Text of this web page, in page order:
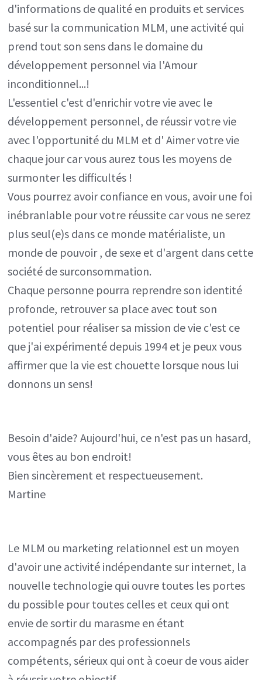
d'informations de qualité en produits et services
basé sur la communication MLM, une activité qui
prend tout son sens dans le domaine du
développement personnel via l'Amour
inconditionnel...!
L'essentiel c'est d'enrichir votre vie avec le
développement personnel, de réussir votre vie
avec l'opportunité du MLM et d' Aimer votre vie
chaque jour car vous aurez tous les moyens de
surmonter les difficultés !
Vous pourrez avoir confiance en vous, avoir une foi
inébranlable pour votre réussite car vous ne serez
plus seul(e)s dans ce monde matérialiste, un
monde de pouvoir , de sexe et d'argent dans cette
société de surconsommation.
Chaque personne pourra reprendre son identité
profonde, retrouver sa place avec tout son
potentiel pour réaliser sa mission de vie c'est ce
que j'ai expérimenté depuis 1994 et je peux vous
affirmer que la vie est chouette lorsque nous lui
donnons un sens!
Besoin d'aide? Aujourd'hui, ce n'est pas un hasard,
vous êtes au bon endroit!
Bien sincèrement et respectueusement.
Martine
Le MLM ou marketing relationnel est un moyen
d'avoir une activité indépendante sur internet, la
nouvelle technologie qui ouvre toutes les portes
du possible pour toutes celles et ceux qui ont
envie de sortir du marasme en étant
accompagnés par des professionnels
compétents, sérieux qui ont à coeur de vous aider